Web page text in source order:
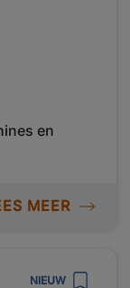
en
MEER
NIEUW